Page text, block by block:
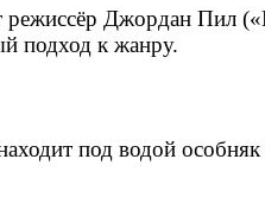
режиссёр Джордан Пил
подход к жанру.
под водой